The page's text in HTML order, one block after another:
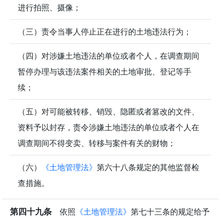
进行拍照、摄像；
（三）责令当事人停止正在进行的土地违法行为；
（四）对涉嫌土地违法的单位或者个人，在调查期间
暂停办理与该违法案件相关的土地审批、登记等手
续；
（五）对可能被转移、销毁、隐匿或者篡改的文件、
资料予以封存，责令涉嫌土地违法的单位或者个人在
调查期间不得变卖、转移与案件有关的财物；
（六） 《土地管理法》 第六十八条规定的其他监督检
查措施。
第四十九条 依照 《土地管理法》 第七十三条的规定给予